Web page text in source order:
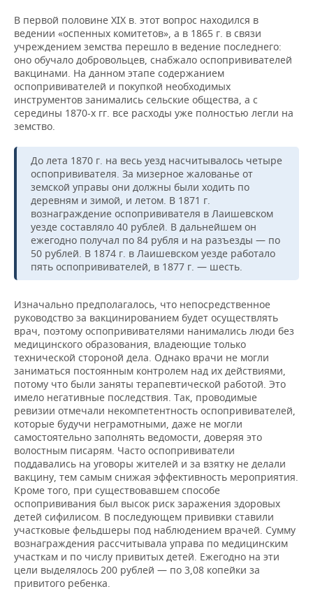
В первой половине XIX в. этот вопрос находился в
ведении «оспенных комитетов», а в 1865 г. в связи
учреждением земства перешло в ведение последнего:
оно обучало добровольцев, снабжало оспопрививателей
вакцинами. На данном этапе содержанием
оспопрививателей и покупкой необходимых
инструментов занимались сельские общества, а с
середины 1870-х гг. все расходы уже полностью легли на
земство.
До лета 1870 г. на весь уезд насчитывалось четыре
оспопрививателя. За мизерное жалованье от
земской управы они должны были ходить по
деревням и зимой, и летом. В 1871 г.
вознаграждение оспопрививателя в Лаишевском
уезде составляло 40 рублей. В дальнейшем он
ежегодно получал по 84 рубля и на разъезды — по
50 рублей. В 1874 г. в Лаишевском уезде работало
пять оспопрививателей, в 1877 г. — шесть.
Изначально предполагалось, что непосредственное
руководство за вакцинированием будет осуществлять
врач, поэтому оспопрививателями нанимались люди без
медицинского образования, владеющие только
технической стороной дела. Однако врачи не могли
заниматься постоянным контролем над их действиями,
потому что были заняты терапевтической работой. Это
имело негативные последствия. Так, проводимые
ревизии отмечали некомпетентность оспопрививателей,
которые будучи неграмотными, даже не могли
самостоятельно заполнять ведомости, доверяя это
волостным писарям. Часто оспопрививатели
поддавались на уговоры жителей и за взятку не делали
вакцину, тем самым снижая эффективность мероприятия.
Кроме того, при существовавшем способе
оспопрививания был высок риск заражения здоровых
детей сифилисом. В последующем прививки ставили
участковые фельдшеры под наблюдением врачей. Сумму
вознаграждения рассчитывала управа по медицинским
участкам и по числу привитых детей. Ежегодно на эти
цели выделялось 200 рублей — по 3,08 копейки за
привитого ребенка.